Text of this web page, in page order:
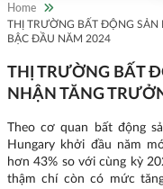
Home
THỊ TRƯỜNG BẤT ĐỘNG SẢN
BẬC ĐẦU NĂM 2024
THỊ TRƯỜNG BẤT
NHẬN TĂNG
Theo cơ quan bất động
Hungary khởi đầu năm
hơn 43% so với cùng kỳ
thậm chí còn có mức